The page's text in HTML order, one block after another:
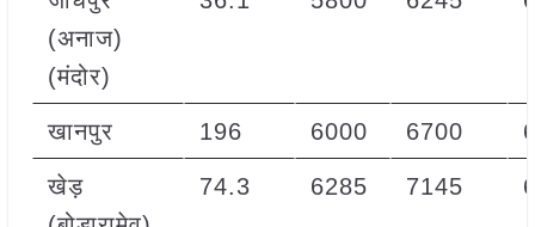
(अनाज)
(मंदोर)
खानपुर 196 6000 6700
खेड़
74.3 6285 7145